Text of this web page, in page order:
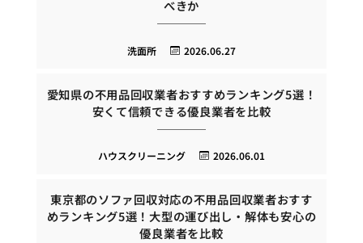
べきか
2026.06.27
洗面所
愛知県の不用品回収業者おすすめランキング5選！
安くて信頼できる優良業者を比較
2026.06.01
ハウスクリーニング
東京都のソファ回収対応の不用品回収業者おすす
めランキング5選！大型の運び出し・解体も安心の
優良業者を比較